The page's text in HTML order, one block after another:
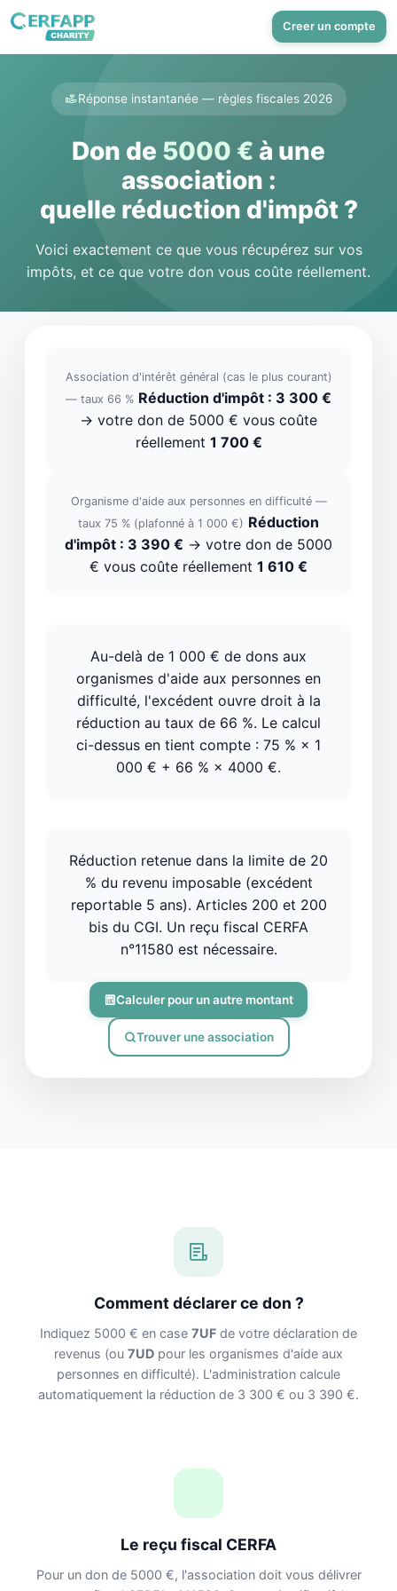
Creer un compte
Réponse instantanée — règles fiscales 2026
Don de 5000 € à une
association :
quelle réduction d'impôt ?
Voici exactement ce que vous récupérez sur vos
impôts, et ce que votre don vous coûte réellement.
Association d'intérêt général (cas le plus courant)
— taux 66 % Réduction d'impôt : 3 300 €
→ votre don de 5000 € vous coûte
réellement 1 700 €
Organisme d'aide aux personnes en difficulté —
taux 75 % (plafonné à 1 000 €) Réduction
d'impôt : 3 390 € → votre don de 5000
€ vous coûte réellement 1 610 €
Au-delà de 1 000 € de dons aux
organismes d'aide aux personnes en
difficulté, l'excédent ouvre droit à la
réduction au taux de 66 %. Le calcul
ci-dessus en tient compte : 75 % × 1
000 € + 66 % × 4000 €.
Réduction retenue dans la limite de 20
% du revenu imposable (excédent
reportable 5 ans). Articles 200 et 200
bis du CGI. Un reçu fiscal CERFA
n°11580 est nécessaire.
Calculer pour un autre montant
Trouver une association
Comment déclarer ce don ?
Indiquez 5000 € en case 7UF de votre déclaration de
revenus (ou 7UD pour les organismes d'aide aux
personnes en difficulté). L'administration calcule
automatiquement la réduction de 3 300 € ou 3 390 €.
Le reçu fiscal CERFA
Pour un don de 5000 €, l'association doit vous délivrer